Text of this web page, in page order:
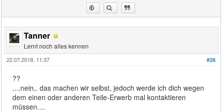
Tanner
Lernt noch alles kennen
#26
22.07.2018, 11:37
??
....nein,. das machen wir selbst, jedoch werde ich dich wegen
dem einen oder anderen Teile-Erwerb mal kontaktieren
müssen....